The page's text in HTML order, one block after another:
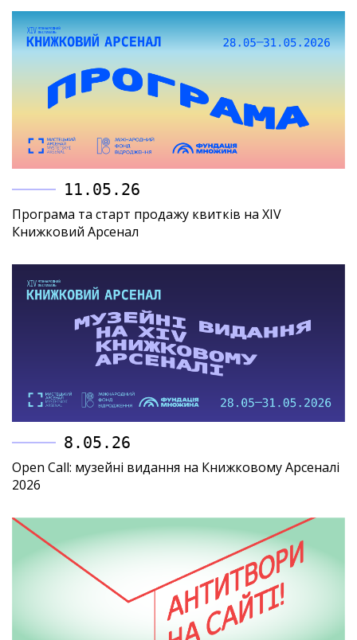
11.05.26
Програма та старт продажу квитків на XIV
Книжковий Арсенал
8.05.26
Open Call: музейні видання на Книжковому Арсеналі
2026